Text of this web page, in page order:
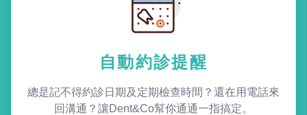
自動約診提醒
總是記不得約診日期及定期檢查時間？還在用電話來
回溝通？讓Dent&Co幫你通通一指搞定。